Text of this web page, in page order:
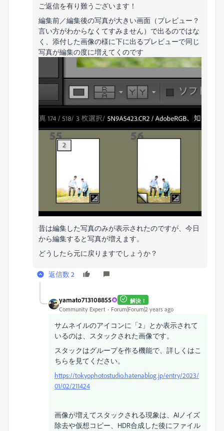
ご返信を有り難うございます！
編集前／編集後の写真が大きい画面（プレビュー？
言い方がわからなくてすみません）で出るのではな
く、添付した画像の様に下に出るプレビューで同じ
写真が編集の度に増えてくのです
昔は編集した写真のみが表示されたのですが、今日
から編集すると写真が増えます。
どうしたら元に戻りますでしょうか？
返信数 2
yamato713108855 解決！
Community Expert Forum|Forum|2 years ago
サムネイルのアイコンに「2」とか表示されて
いるのは、スタックされた画像です。
スタックはグループを作る機能で、詳しくはこ
ちらを見てください。
https://tokyophotostudio.hatenablog.jp/entry/2023/
01/02/211424
画像が増えてスタックされる現象は、AIノイズ
除去や仮想コピー、HDR合成した後にファイル